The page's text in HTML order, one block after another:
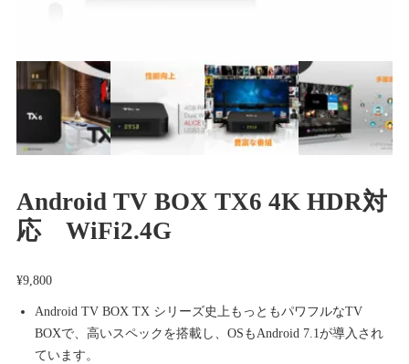
Android TV BOX TX6 4K HDR対
応 WiFi2.4G
¥9,800
Android TV BOX TX シリーズ史上もっともパワフルなTV
BOXで、高いスペックを搭載し、OSもAndroid 7.1が導入され
ています。